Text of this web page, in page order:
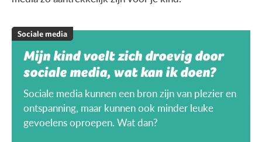
Sociale media
Mijn kind voelt zich droevig door
sociale media, wat kan ik doen?
Sociale media kunnen een bron zijn van plezier en
ontspanning, maar kunnen ook minder leuke
gevoelens oproepen. Wat dan?